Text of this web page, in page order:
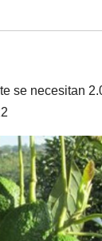
se necesitan